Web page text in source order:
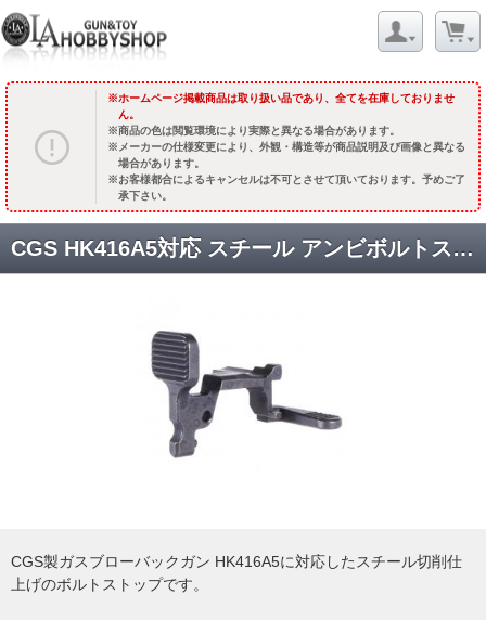
ホームページ掲載商品は取り扱い品であり、全てを在庫しておりませ
ん。
商品の色は閲覧環境により実際と異なる場合があります。
メーカーの仕様変更により、外観・構造等が商品説明及び画像と異なる
場合があります。
お客様都合によるキャンセルは不可とさせて頂いております。予めご了
承下さい。
CGS HK416A5対応 スチール アンビボルトストップ [CGS-OT-0051] [取寄]
CGS製ガスブローバックガン HK416A5に対応したスチール切削仕
上げのボルトストップです。